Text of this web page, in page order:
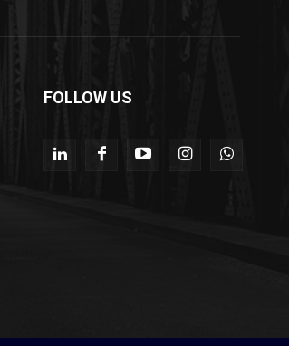
FOLLOW US